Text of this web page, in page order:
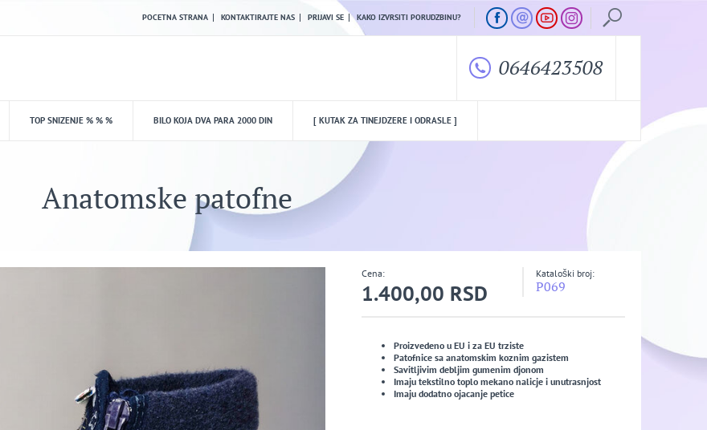
POCETNA STRANA KONTAKTIRAJTE NAS PRIJAVI SE KAKO IZVRSITI PORUDZBINU?
0646423508
TOP SNIZENJE % % % BILO KOJA DVA PARA 2000 DIN [ KUTAK ZA TINEJDZERE I ODRASLE ]
Anatomske patofne
Cena:
1.400,00 RSD
Kataloški broj:
P069
Proizvedeno u EU i za EU trziste
Patofnice sa anatomskim koznim gazistem
Savitljivim debljim gumenim djonom
Imaju tekstilno toplo mekano nalicje i unutrasnjost
Imaju dodatno ojacanje petice